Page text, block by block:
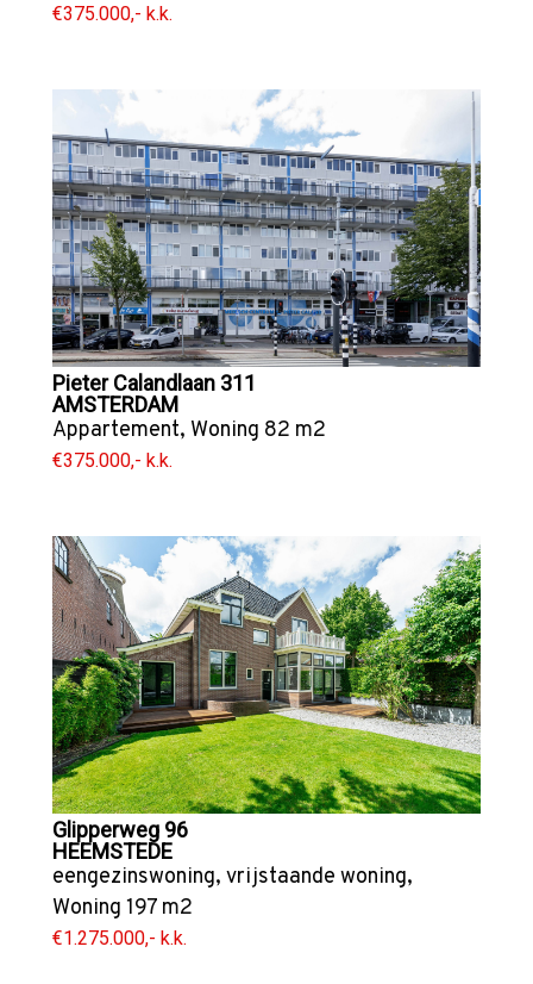
€375.000,- k.k.
Pieter Calandlaan 311
AMSTERDAM
Appartement, Woning 82 m2
€375.000,- k.k.
Glipperweg 96
HEEMSTEDE
eengezinswoning, vrijstaande woning,
Woning 197 m2
€1.275.000,- k.k.